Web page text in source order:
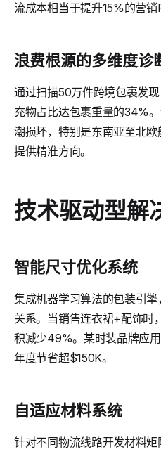
流成本相当于提升15%的营销
浪费根源的多维度诊
通过扫描50万件跨境包裹发
充物占比达包裹重量的34%
潮损坏，特别是东南亚至北
提供精准方向。
技术驱动型解
智能尺寸优化系统
集成机器学习算法的包装引
关系。当销售连衣裙+配饰时
积减少49%。某时装品牌应
年度节省超$150K。
自适应材料系统
针对不同物流线路开发材料矩